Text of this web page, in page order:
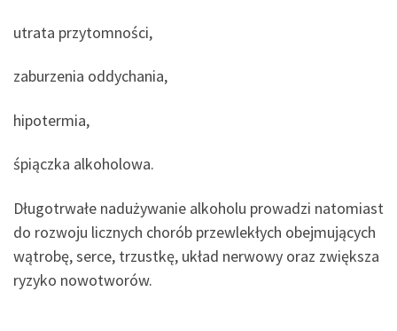
utrata przytomności,
zaburzenia oddychania,
hipotermia,
śpiączka alkoholowa.
Długotrwałe nadużywanie alkoholu prowadzi natomiast
do rozwoju licznych chorób przewlekłych obejmujących
wątrobę, serce, trzustkę, układ nerwowy oraz zwiększa
ryzyko nowotworów.